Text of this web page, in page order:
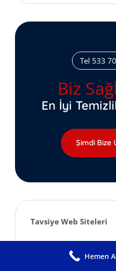
Tel 533
Biz
En İyi
Şimdi Bize
Tavsiye Web Siteleri
Hemen